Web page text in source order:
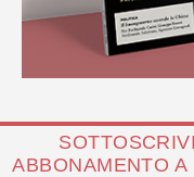
ABBONAMENTO